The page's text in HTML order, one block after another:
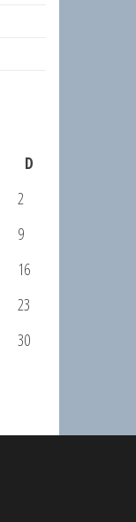
D
2
9
16
23
30